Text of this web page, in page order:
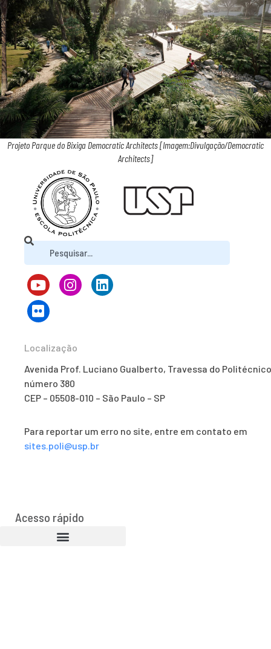
Projeto Parque do Bixiga Democratic Architects [Imagem:Divulgação/Democratic
Architects]
Localização
Avenida Prof. Luciano Gualberto, Travessa do
número 380
CEP – 05508-010 – São Paulo – SP
Para reportar um erro no site, entre em contato em
sites.poli@usp.br
Acesso rápido